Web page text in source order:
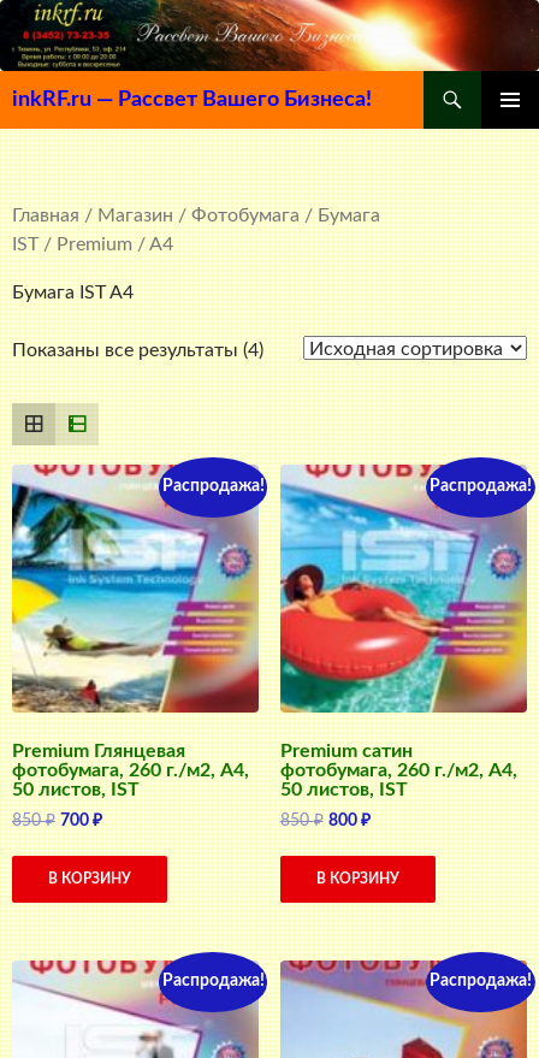
inkRF.ru — Рассвет Вашего Бизнеса!
МЕНЮ
К
СОДЕРЖИМОМУ
Главная/Магазин/Фотобумага/Бумага
IST/Premium/ A4
Бумага IST A4
Показаны все результаты (4)
Распродажа!
Premium Глянцевая
фотобумага, 260 г./м2, A4,
50 листов, IST
850₽ Первоначальная
цена
700₽Текущая
цена:
В КОРЗИНУ
Распродажа!
Premium сатин
фотобумага, 260 г./м2, A4,
50 листов, IST
850₽ Первоначальная
цена
800₽Текущая
цена:
В КОРЗИНУ
Распродажа! Распродажа!